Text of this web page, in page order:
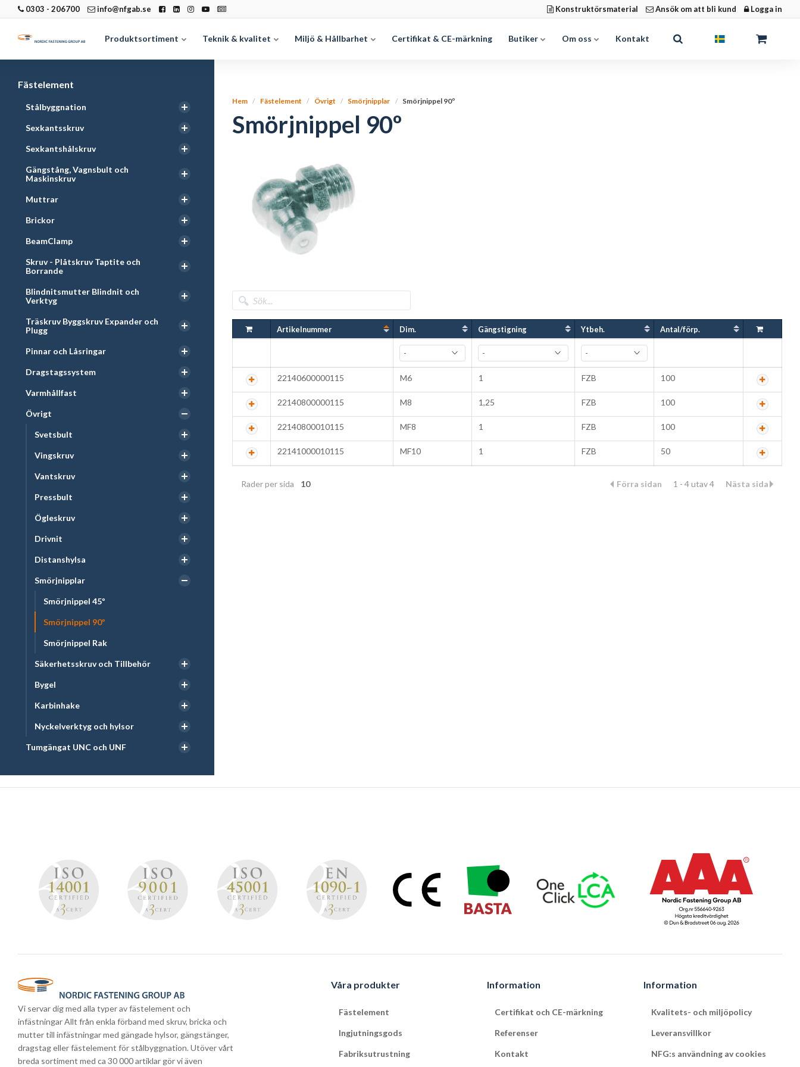
0303 - 206700 info@nfgab.se Konstruktörsmaterial Ansök om att bli kund Logga in
Produktsortiment Teknik & kvalitet Miljö & Hållbarhet Certifikat & CE-märkning Butiker Om oss Kontakt
Fästelement
Stålbyggnation
Sexkantsskruv
Sexkantshålskruv
Gängstång, Vagnsbult och
Maskinskruv
Muttrar
Brickor
BeamClamp
Skruv - Plåtskruv Taptite och
Borrande
Blindnitsmutter Blindnit och
Verktyg
Träskruv Byggskruv Expander och
Plugg
Pinnar och Låsringar
Dragstagssystem
Varmhållfast
Övrigt
Svetsbult
Vingskruv
Vantskruv
Pressbult
Ögleskruv
Drivnit
Distanshylsa
Smörjnipplar
Smörjnippel 45º
Smörjnippel 90º
Smörjnippel Rak
Säkerhetsskruv och Tillbehör
Bygel
Karbinhake
Nyckelverktyg och hylsor
Tumgängat UNC och UNF
Hem Fästelement Övrigt Smörjnipplar Smörjnippel 90º
Smörjnippel 90º
Artikelnummer Dim. Gängstigning Ytbeh. Antal/förp.
22140600000115 M6 1 FZB 100
22140800000115 M8 1,25 FZB 100
22140800010115 MF8 1 FZB 100
22141000010115 MF10 1 FZB 50
Rader per sida 10 Förra sidan 1 - 4 utav 4 Nästa sida
Vi servar dig med alla typer av fästelement och
infästningar Allt från enkla förband med skruv, bricka och
mutter till infästningar med gängade hylsor, gängstänger,
dragstag eller fästelement för stålbyggnation. Utöver vårt
breda sortiment med ca 30 000 artiklar gör vi även
Våra produkter
Fästelement
Ingjutningsgods
Fabriksutrustning
Information
Certifikat och CE-märkning
Referenser
Kontakt
Information
Kvalitets- och miljöpolicy
Leveransvillkor
NFG:s användning av cookies